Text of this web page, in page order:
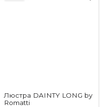
Люстра DAINTY LONG by
Romatti